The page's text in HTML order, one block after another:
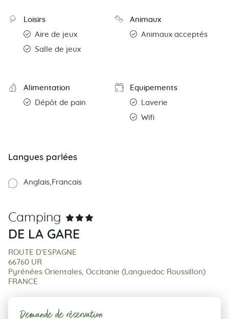
Loisirs
Aire de jeux
Salle de jeux
Animaux
Animaux acceptés
Alimentation
Dépôt de pain
Equipements
Laverie
Wifi
Langues parlées
Anglais Francais
Camping
DE LA GARE
ROUTE D'ESPAGNE
66760 UR
Pyrénées Orientales, Occitanie (Languedoc Roussillon)
FRANCE
Demande de réservation